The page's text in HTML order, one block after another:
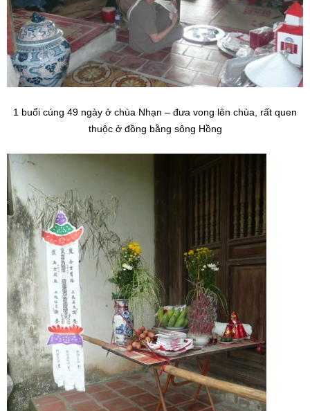
1 buổi cúng 49 ngày ở chùa Nhạn – đưa vong lên chùa, rất quen
thuộc ở đồng bằng sông Hồng